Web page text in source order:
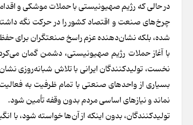
در حالی که رژیم صهیونیستی با حملات موشکی و
چرخ‌های صنعت و اقتصاد کشور را در حرکت نگه
شده، بلکه نشان‌دهنده عزم راسخ صنعتگران برای
با آغاز حملات رژیم صهیونیستی، دشمن گمان می‌کرد
نخست، تولیدکنندگان ایرانی با تلاش شبانه‌روزی
بسیاری از واحدهای صنعتی با تمام ظرفیت به
نماند و نیازهای اساسی مردم بدون وقفه تأمین شود.
تولیدکنندگان، بدون اینکه از آن‌ها خواسته شود، با